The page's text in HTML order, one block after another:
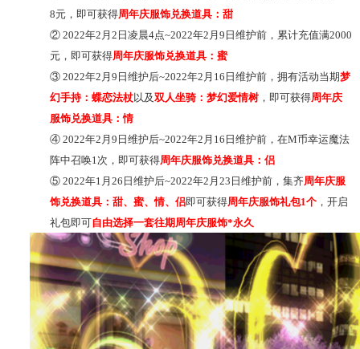
8元，即可获得周年庆服饰兑换道具：甜
② 2022年2月2日凌晨4点~2022年2月9日维护前，累计充值满2000
元，即可获得周年庆服饰兑换道具：蜜
③ 2022年2月9日维护后~2022年2月16 日维护前，拥有活动当期梦
幻手持：蝶恋法杖以及双人坐骑：梦幻爱情树 ，即可获得周年庆
服饰兑换道具：情
④ 2022年2月9日维护后~2022年2月16 日维护前，在M币幸运魔法
阵中召唤1次，即可获得周年庆服饰兑换道具：侣
⑤ 2022年1 月 26 日维护后~2022年2月 23 日维护前，集齐周年庆服
饰兑换道具：甜、蜜、情、侣即可获得周年庆服饰礼包1个 ，开启
礼包即可自由选择一套往期周年庆服饰*永久